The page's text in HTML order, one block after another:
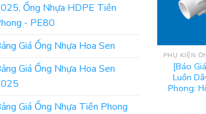
Ống Nhựa HDPE Tiền
- PE80
Giá Ống Nhựa Hoa Sen
Giá Ống Nhựa Hoa Sen
Giá Ống Nhựa Tiền Phong
[Báo
Luồn
Phong: